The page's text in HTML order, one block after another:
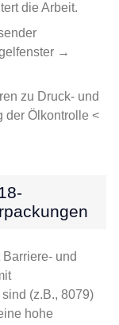
die Arbeit.
→
zu Druck- und
der Ölkontrolle <
Barriere- und
(z.B., 8079)
hohe